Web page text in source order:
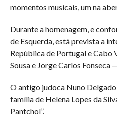
momentos musicais, um na
Durante a homenagem, e
de Esquerda, está prevista a
República de Portugal e
Sousa e Jorge Carlos Fonseca
O antigo judoca Nuno
família de Helena Lopes da
Pantchol”.